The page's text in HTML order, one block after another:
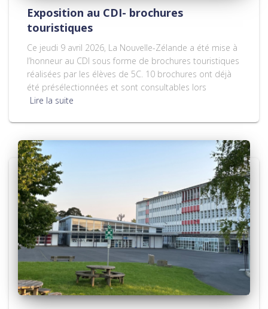
Exposition au CDI- brochures
touristiques
Ce jeudi 9 avril 2026, La Nouvelle-Zélande a été mise à
l’honneur au CDI sous forme de brochures touristiques
réalisées par les élèves de 5C. 10 brochures ont déjà
été présélectionnées et sont consultables lors
Lire la suite